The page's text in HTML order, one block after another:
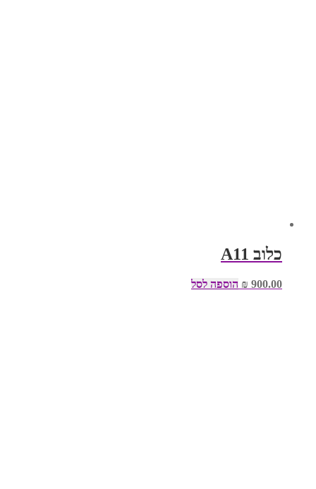
כלוב A11
₪ 900.00 הוספה לסל